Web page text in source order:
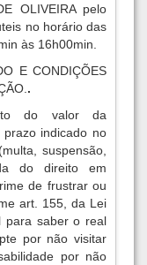
OLIVEIRA pelo
no horário das
às 16h00min.
E CONDIÇÕES
.
do valor da
indicado no
suspensão,
do direito em
de frustrar ou
art. 155, da Lei
para saber o real
por não visitar
por não